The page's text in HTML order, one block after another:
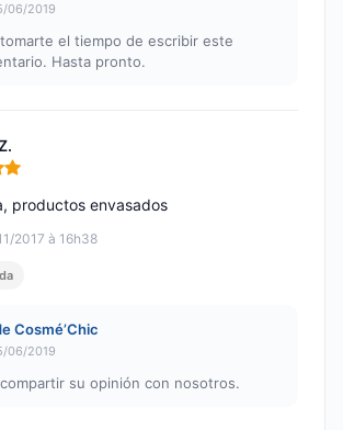
06/2019
el tiempo de escribir este
Hasta pronto.
5
2017 à 16h38
productos envasados
Cosmé’Chic
06/2019
su opinión con nosotros.